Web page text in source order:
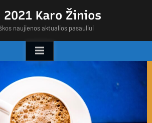
2021 Karo Žinios
naujienos aktualios pasauliui